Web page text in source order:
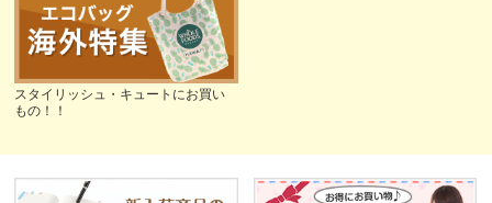
スタイリッシュ・キュートにお買い
もの！！